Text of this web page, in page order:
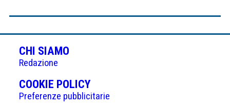
CHI SIAMO
Redazione
COOKIE POLICY(APRE
IN
Preferenze pubblicitarie